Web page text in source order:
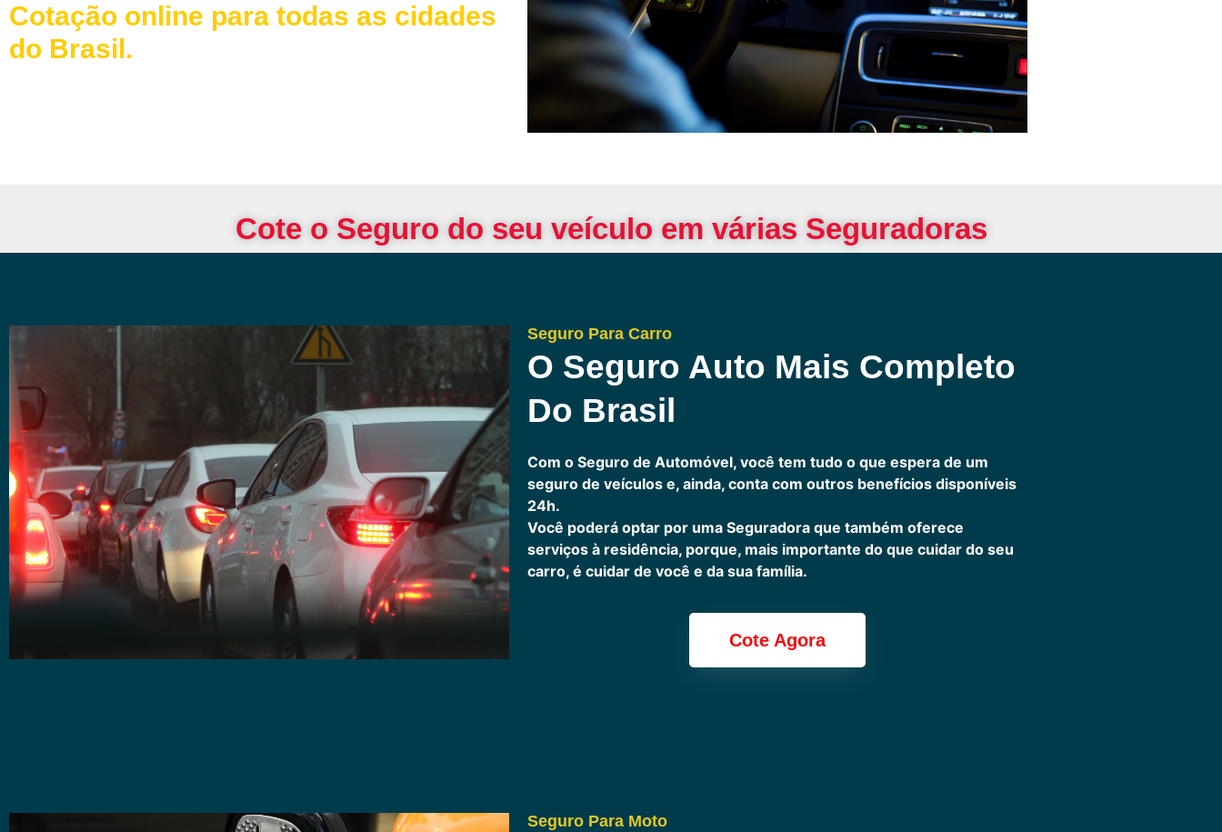
Cotação online para todas as cidades
do Brasil.
Cote o Seguro do seu veículo em várias Seguradoras
Seguro Para Carro
O Seguro Auto Mais Completo
Do Brasil
Com o Seguro de Automóvel, você tem tudo o que espera de um
seguro de veículos e, ainda, conta com outros benefícios disponíveis
24h.
Você poderá optar por uma Seguradora que também oferece
serviços à residência, porque, mais importante do que cuidar do seu
carro, é cuidar de você e da sua família.
Cote Agora
Seguro Para Moto